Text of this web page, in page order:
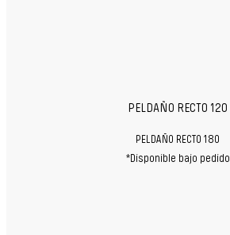
PELDAÑO RECTO 120
PELDAÑO RECTO 180
*Disponible bajo pedido